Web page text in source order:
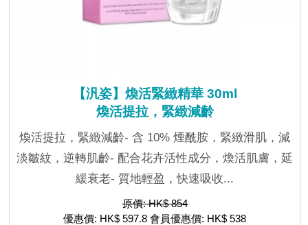
【汎姿】煥活緊緻精華 30ml
煥活提拉，緊緻減齡
煥活提拉，緊緻減齡- 含 10% 煙酰胺，緊緻滑肌，減
淡皺紋，逆轉肌齡- 配合花卉活性成分，煥活肌膚，延
緩衰老- 質地輕盈，快速吸收...
原價: HK$ 854
優惠價: HK$ 597.8 會員優惠價: HK$ 538